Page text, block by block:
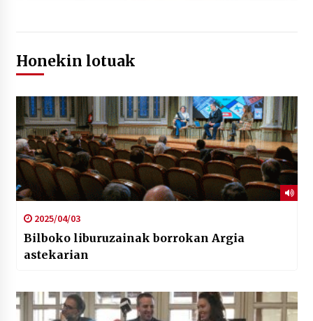
Honekin lotuak
2025/04/03
Bilboko liburuzainak borrokan Argia
astekarian